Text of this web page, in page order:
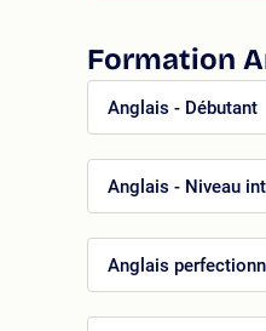
Formation
Anglais - Débutant
Anglais - Niveau
Anglais